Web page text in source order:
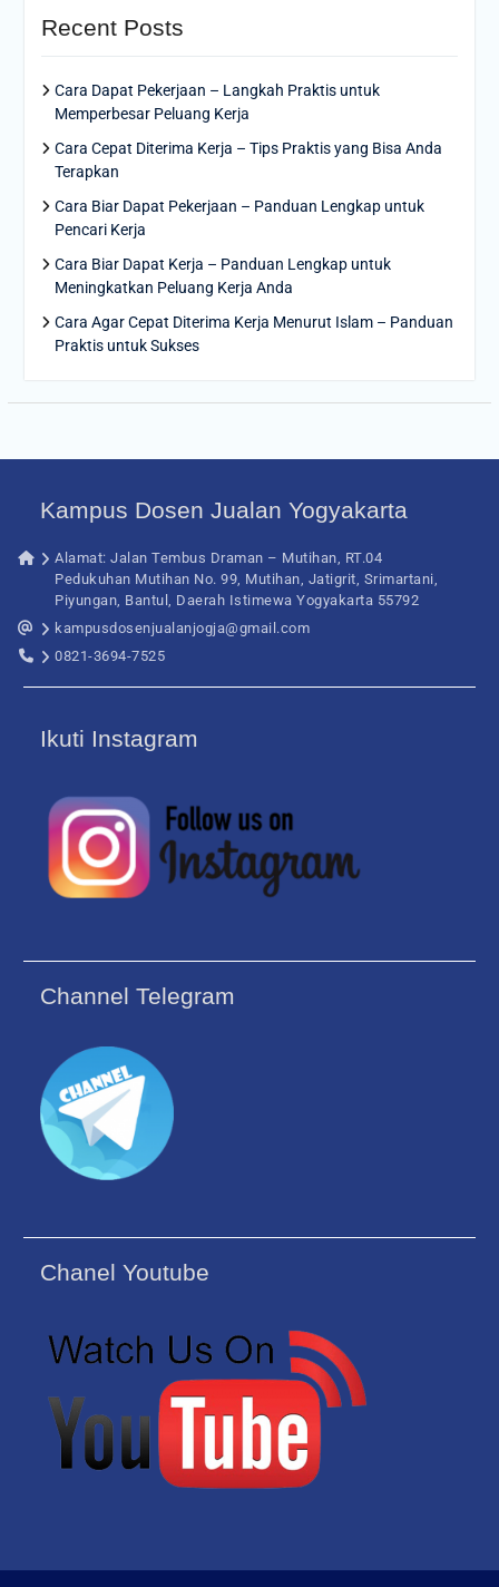
Recent Posts
Cara Dapat Pekerjaan – Langkah Praktis untuk
Memperbesar Peluang Kerja
Cara Cepat Diterima Kerja – Tips Praktis yang Bisa Anda
Terapkan
Cara Biar Dapat Pekerjaan – Panduan Lengkap untuk
Pencari Kerja
Cara Biar Dapat Kerja – Panduan Lengkap untuk
Meningkatkan Peluang Kerja Anda
Cara Agar Cepat Diterima Kerja Menurut Islam – Panduan
Praktis untuk Sukses
Kampus Dosen Jualan Yogyakarta
Alamat: Jalan Tembus Draman – Mutihan, RT.04
Pedukuhan Mutihan No. 99, Mutihan, Jatigrit, Srimartani,
Piyungan, Bantul, Daerah Istimewa Yogyakarta 55792
kampusdosenjualanjogja@gmail.com
0821-3694-7525
Ikuti Instagram
Channel Telegram
Chanel Youtube